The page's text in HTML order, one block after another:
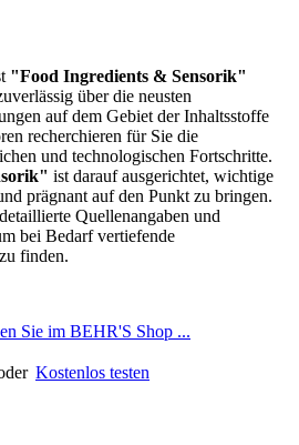
"Food Ingredients & Sensorik"
über die neusten
auf dem Gebiet der Inhaltsstoffe
recherchieren für Sie die
und technologischen Fortschritte.
ist darauf ausgerichtet, wichtige
prägnant auf den Punkt zu bringen.
Quellenangaben und
bei Bedarf vertiefende
finden.
Sie im BEHR'S Shop ...
Kostenlos testen